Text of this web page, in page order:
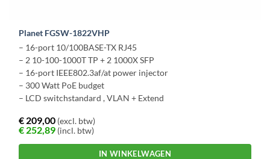
Planet FGSW-1822VHP
– 16-port 10/100BASE-TX RJ45
– 2 10-100-1000T TP + 2 1000X SFP
– 16-port IEEE802.3af/at power injector
– 300 Watt PoE budget
– LCD switchstandard , VLAN + Extend
€ 209,00 (excl. btw)
€ 252,89 (incl. btw)
IN WINKELWAGEN